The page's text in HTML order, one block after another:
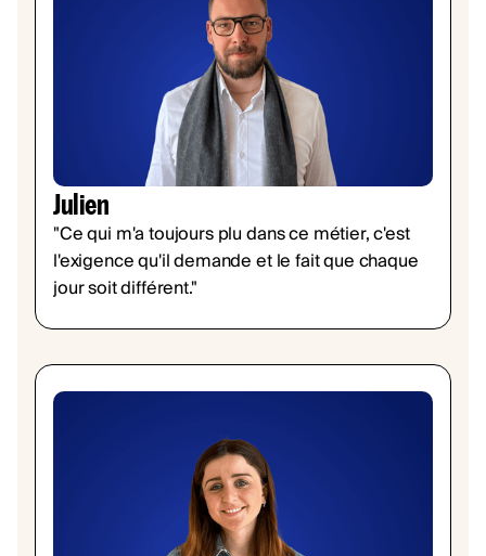
Julien
"Ce qui m'a toujours plu dans ce métier, c'est
l'exigence qu'il demande et le fait que chaque
jour soit différent."